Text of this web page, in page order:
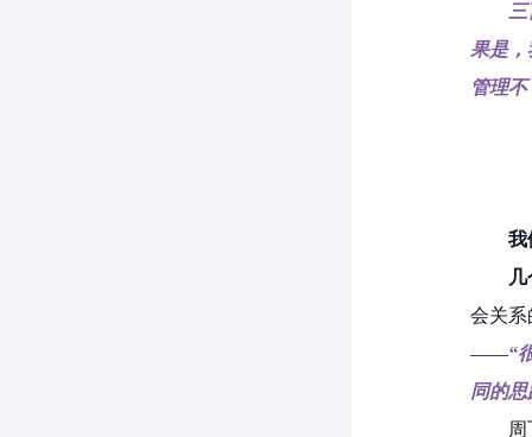
三
果是，
管理
我
几
会关系
——“
同的思
周